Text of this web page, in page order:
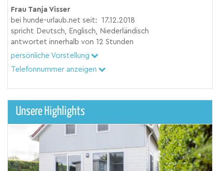
Frau Tanja Visser
bei hunde-urlaub.net seit:
17.12.2018
spricht Deutsch, Englisch, Niederländisch
antwortet innerhalb von 12 Stunden
persönliche Vorstellung
Telefonnummer anzeigen
Unsere Highlights